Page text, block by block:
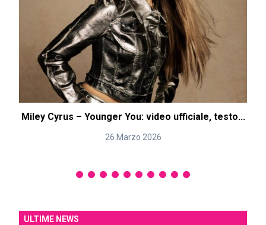
Miley Cyrus – Younger You: video ufficiale, testo...
26 Marzo 2026
ULTIME NEWS